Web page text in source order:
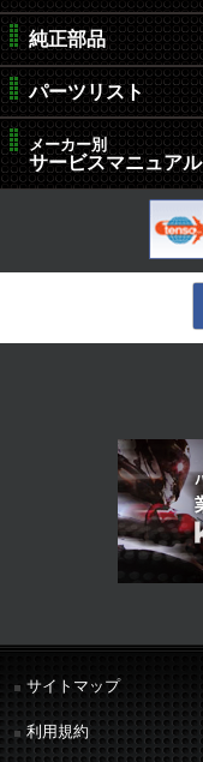
純正部品
パーツリスト
メーカー別
サービスマニュアル
サイトマップ
利用規約